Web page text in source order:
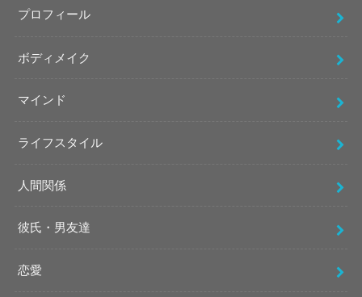
プロフィール
ボディメイク
マインド
ライフスタイル
人間関係
彼氏・男友達
恋愛